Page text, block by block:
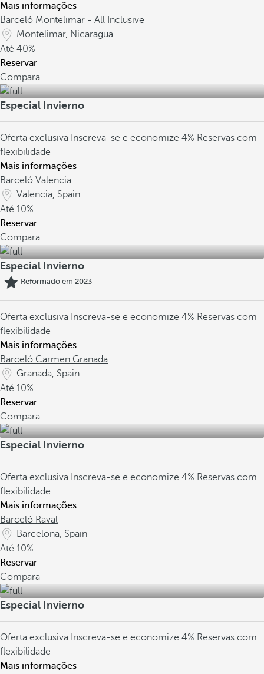
Mais informações
Barceló Montelimar - All Inclusive
Montelimar, Nicaragua
Até 40%
Reservar
Compara
Especial Invierno
Oferta exclusiva Inscreva-se e economize 4% Reservas com
flexibilidade
Mais informações
Barceló Valencia
Valencia, Spain
Até 10%
Reservar
Compara
Especial Invierno
Reformado em 2023
Oferta exclusiva Inscreva-se e economize 4% Reservas com
flexibilidade
Mais informações
Barceló Carmen Granada
Granada, Spain
Até 10%
Reservar
Compara
Especial Invierno
Oferta exclusiva Inscreva-se e economize 4% Reservas com
flexibilidade
Mais informações
Barceló Raval
Barcelona, Spain
Até 10%
Reservar
Compara
Especial Invierno
Oferta exclusiva Inscreva-se e economize 4% Reservas com
flexibilidade
Mais informações